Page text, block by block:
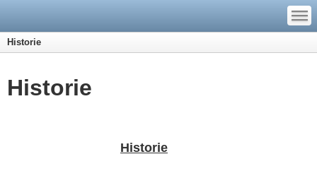
—
—
—
Historie
Historie
Historie